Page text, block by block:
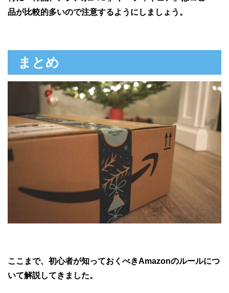
品が比較的多いので注意するようにしましょう。
まとめ
ここまで、初心者が知っておくべきAmazonのルールにつ
いて解説してきました。